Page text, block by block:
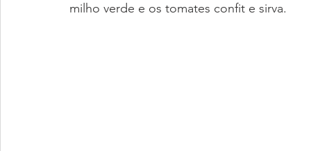
milho verde e os tomates confit e sirva.